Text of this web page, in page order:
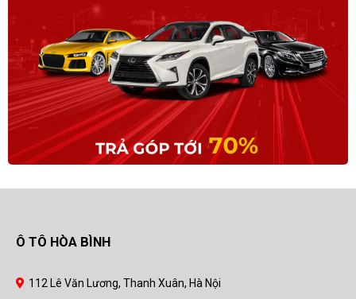
Ô TÔ HÒA BÌNH
112 Lê Văn Lương, Thanh Xuân, Hà Nội